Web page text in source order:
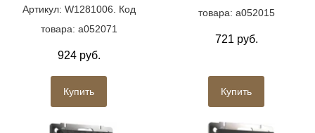
Артикул: W1281006. Код
товара: a052071
924 руб.
Купить
товара: a052015
721 руб.
Купить